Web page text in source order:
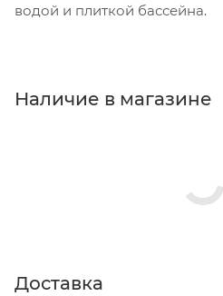
водой и плиткой бассейна.
Наличие в магазине
Доставка